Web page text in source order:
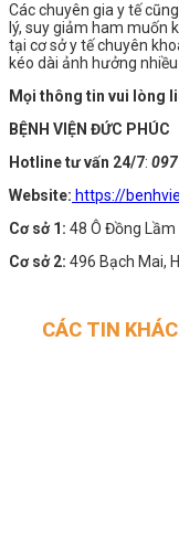
Các chuyên gia y tế
lý, suy giảm ham muốn
tại cơ sở y tế chuyên
kéo dài ảnh hưởng
Mọi thông tin vui lòng
BỆNH VIỆN ĐỨC PHÚC
Hotline tư vấn 24/7:
Website: https://
Cơ sở 1: 48 Ô Đồng Lầm
Cơ sở 2: 496 Bạch Mai,
CÁC TIN KHÁC